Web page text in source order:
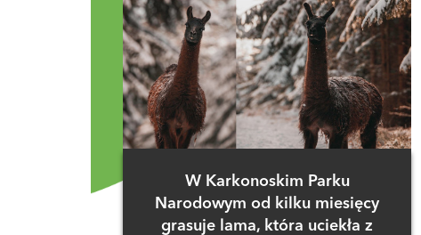
W Karkonoskim Parku
Narodowym od kilku miesięcy
grasuje lama, która uciekła z